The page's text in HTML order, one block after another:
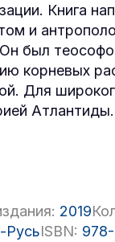
Книга
и
был
корневых
Для
Атлантиды.
2019
РусьISBN: